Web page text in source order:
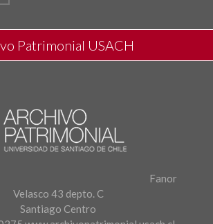
Patrimonial USACH
Fanor
Velasco 43 depto. C
Santiago Centro